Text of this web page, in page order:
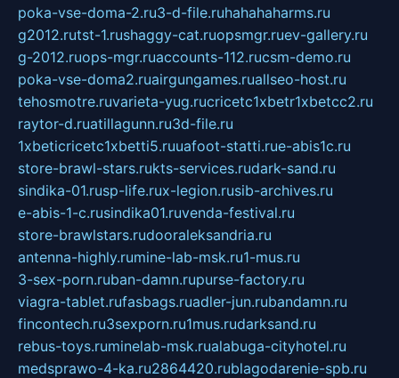
poka-vse-doma-2.ru3-d-file.ruhahahaharms.ru
g2012.rutst-1.rushaggy-cat.ruopsmgr.ruev-gallery.ru
g-2012.ruops-mgr.ruaccounts-112.rucsm-demo.ru
poka-vse-doma2.ruairgungames.ruallseo-host.ru
tehosmotre.ruvarieta-yug.rucricetc1xbetr1xbetcc2.ru
raytor-d.ruatillagunn.ru3d-file.ru
1xbeticricetc1xbetti5.ruuafoot-statti.rue-abis1c.ru
store-brawl-stars.rukts-services.rudark-sand.ru
sindika-01.rusp-life.rux-legion.rusib-archives.ru
e-abis-1-c.rusindika01.ruvenda-festival.ru
store-brawlstars.rudooraleksandria.ru
antenna-highly.rumine-lab-msk.ru1-mus.ru
3-sex-porn.ruban-damn.rupurse-factory.ru
viagra-tablet.rufasbags.ruadler-jun.rubandamn.ru
fincontech.ru3sexporn.ru1mus.rudarksand.ru
rebus-toys.ruminelab-msk.rualabuga-cityhotel.ru
medsprawo-4-ka.ru2864420.rublagodarenie-spb.ru